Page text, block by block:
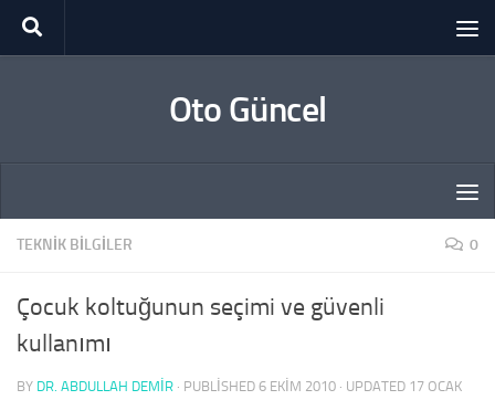
Skip to content
Oto Güncel
TEKNIK BILGILER 0
Çocuk koltuğunun seçimi ve güvenli
kullanımı
BY DR. ABDULLAH DEMİR · PUBLISHED 6 EKIM 2010 · UPDATED 17 OCAK